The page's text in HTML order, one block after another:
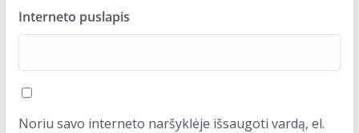
Interneto puslapis
Noriu savo interneto naršyklėje išsaugoti vardą, el.